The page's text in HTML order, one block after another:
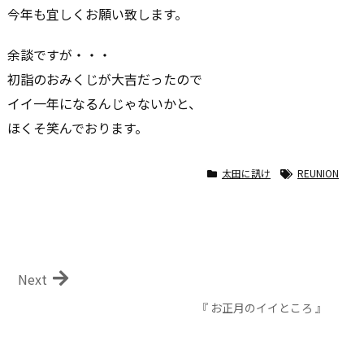
今年も宜しくお願い致します。
余談ですが・・・
初詣のおみくじが大吉だったので
イイ一年になるんじゃないかと、
ほくそ笑んでおります。
太田に訊け REUNION
『 お正月のイイところ 』
Next